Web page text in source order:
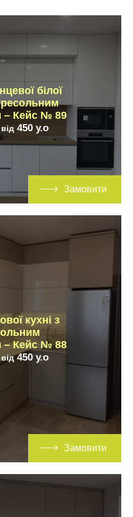
білої
– Кейс № 89
від450 у.о
Замовити
кухні з
– Кейс № 88
від450 у.о
Замовити